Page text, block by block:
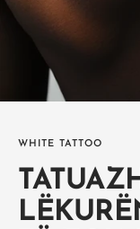
WHITE TATTOO